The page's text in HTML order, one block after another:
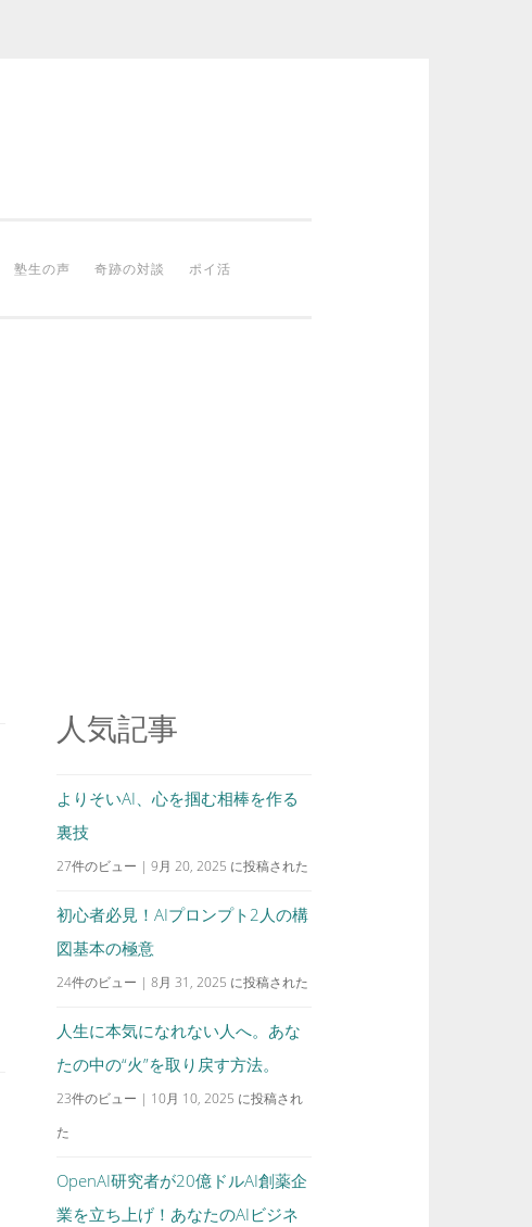
塾生の声 奇跡の対談 ポイ活
人気記事
よりそいAI、心を掴む相棒を作る
裏技
27件のビュー |9月 20, 2025 に投稿された
初心者必見！AIプロンプト2人の構
図基本の極意
24件のビュー |8月 31, 2025 に投稿された
人生に本気になれない人へ。あな
たの中の“火”を取り戻す方法。
23件のビュー | 10月 10, 2025 に投稿され
た
OpenAI研究者が20億ドルAI創薬企
業を立ち上げ！あなたのAIビジネ